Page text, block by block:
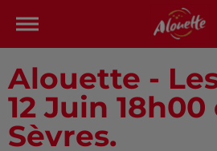
Alouette -
12 Juin
Sèvres.